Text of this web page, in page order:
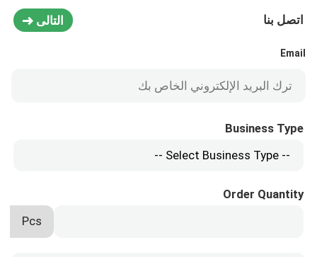
اتصل بنا التالى
Email
Business Type
Order Quantity
Pcs